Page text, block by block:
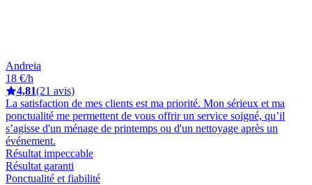
Andreia
18 €/h
4,81(21 avis)
La satisfaction de mes clients est ma priorité. Mon sérieux et ma
ponctualité me permettent de vous offrir un service soigné, qu’il
s’agisse d'un ménage de printemps ou d'un nettoyage après un
événement.
Résultat impeccable
Résultat garanti
Ponctualité et fiabilité